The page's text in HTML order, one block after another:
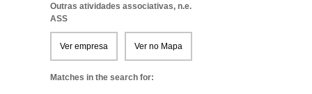
Outras atividades associativas, n.e.
ASS
Ver empresa Ver no Mapa
Matches in the search for: